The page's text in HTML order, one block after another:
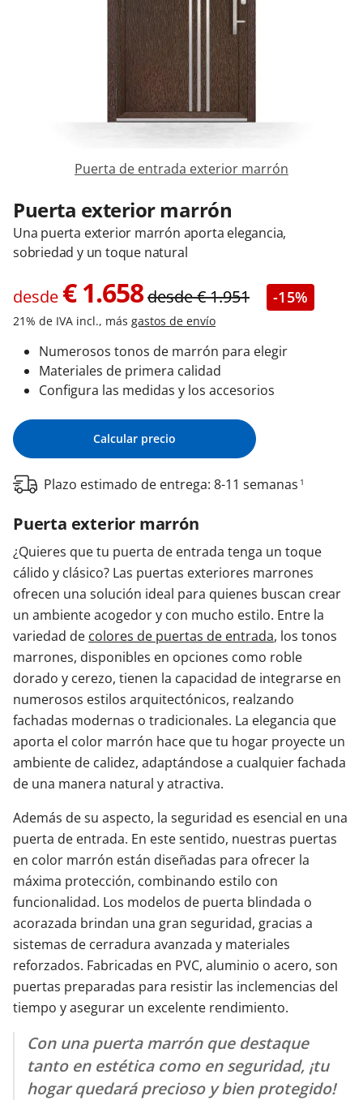
Contacta con nosotros
Puerta de entrada exterior marrón
Puerta exterior marrón
Una puerta exterior marrón aporta elegancia,
sobriedad y un toque natural
desde €1.658desde€1.951 -15%
21% de IVA incl., más gastos de envío
Numerosos tonos de marrón para elegir
Materiales de primera calidad
Configura las medidas y los accesorios
Calcular precio
Plazo estimado de entrega: 8-11 semanas 1
Puerta exterior marrón
¿Quieres que tu puerta de entrada tenga un toque
cálido y clásico? Las puertas exteriores marrones
ofrecen una solución ideal para quienes buscan crear
un ambiente acogedor y con mucho estilo. Entre la
variedad de colores de puertas de entrada, los tonos
marrones, disponibles en opciones como roble
dorado y cerezo, tienen la capacidad de integrarse en
numerosos estilos arquitectónicos, realzando
fachadas modernas o tradicionales. La elegancia que
aporta el color marrón hace que tu hogar proyecte un
ambiente de calidez, adaptándose a cualquier fachada
de una manera natural y atractiva.
Además de su aspecto, la seguridad es esencial en una
puerta de entrada. En este sentido, nuestras puertas
en color marrón están diseñadas para ofrecer la
máxima protección, combinando estilo con
funcionalidad. Los modelos de puerta blindada o
acorazada brindan una gran seguridad, gracias a
sistemas de cerradura avanzada y materiales
reforzados. Fabricadas en PVC, aluminio o acero, son
puertas preparadas para resistir las inclemencias del
tiempo y asegurar un excelente rendimiento.
Con una puerta marrón que destaque
tanto en estética como en seguridad, ¡tu
hogar quedará precioso y bien protegido!